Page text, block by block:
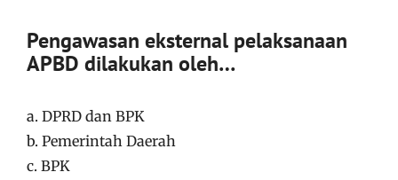
Pengawasan eksternal pelaksanaan
APBD dilakukan oleh…
a. DPRD dan BPK
b. Pemerintah Daerah
c. BPK